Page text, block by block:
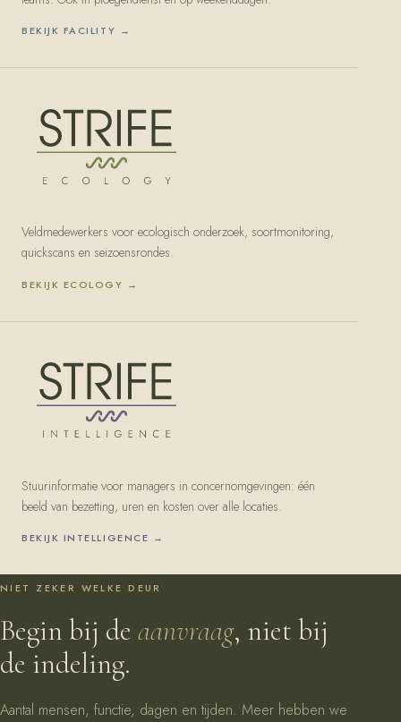
BEKIJK FACILITY →
Veldmedewerkers voor ecologisch onderzoek, soortmonitoring,
quickscans en seizoensrondes.
BEKIJK ECOLOGY →
Stuurinformatie voor managers in concernomgevingen: één
beeld van bezetting, uren en kosten over alle locaties.
BEKIJK INTELLIGENCE →
NIET ZEKER WELKE DEUR
Begin bij de aanvraag, niet bij
de indeling.
Aantal mensen, functie, dagen en tijden. Meer hebben we